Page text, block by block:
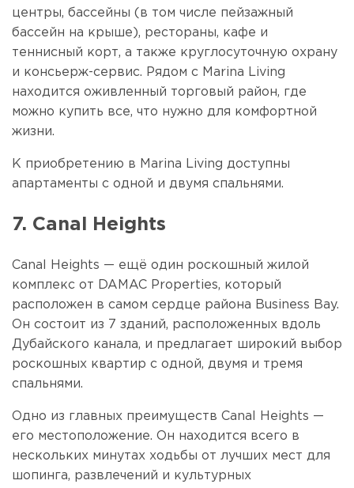
центры, бассейны (в том числе пейзажный
бассейн на крыше), рестораны, кафе и
теннисный корт, а также круглосуточную охрану
и консьерж-сервис. Рядом с Marina Living
находится оживленный торговый район, где
можно купить все, что нужно для комфортной
жизни.
К приобретению в Marina Living доступны
апартаменты с одной и двумя спальнями.
7. Canal Heights
Canal Heights — ещё один роскошный жилой
комплекс от DAMAC Properties, который
расположен в самом сердце района Business Bay.
Он состоит из 7 зданий, расположенных вдоль
Дубайского канала, и предлагает широкий выбор
роскошных квартир с одной, двумя и тремя
спальнями.
Одно из главных преимуществ Canal Heights —
его местоположение. Он находится всего в
нескольких минутах ходьбы от лучших мест для
шопинга, развлечений и культурных